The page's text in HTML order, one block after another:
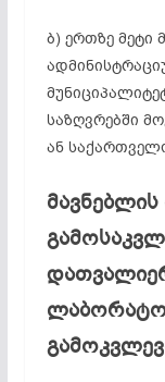
ბ) ერთზე მეტი
საზღვრებში
ან